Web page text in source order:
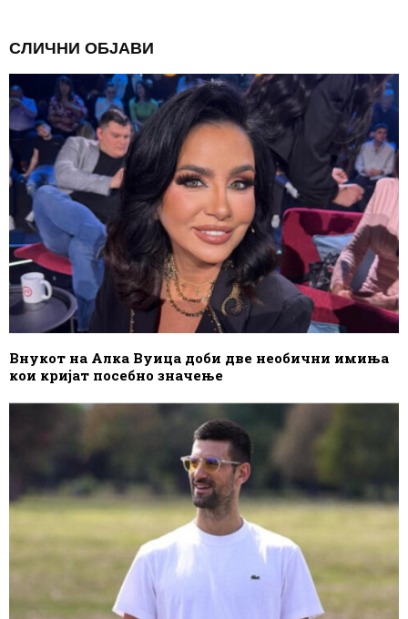
СЛИЧНИ ОБЈАВИ
Внукот на Алка Вуица доби две необични имиња
кои кријат посебно значење